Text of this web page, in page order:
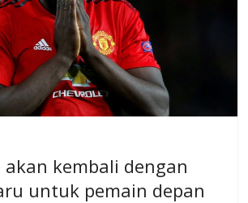
kembali dengan
untuk pemain depan